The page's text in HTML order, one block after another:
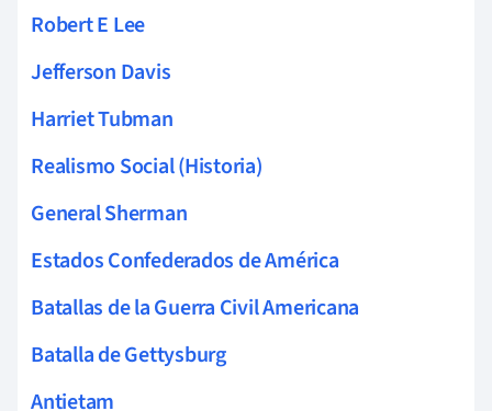
Robert E Lee
Jefferson Davis
Harriet Tubman
Realismo Social (Historia)
General Sherman
Estados Confederados de América
Batallas de la Guerra Civil Americana
Batalla de Gettysburg
Antietam